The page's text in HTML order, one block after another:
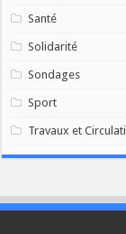
Santé
Solidarité
Sondages
Sport
Travaux et